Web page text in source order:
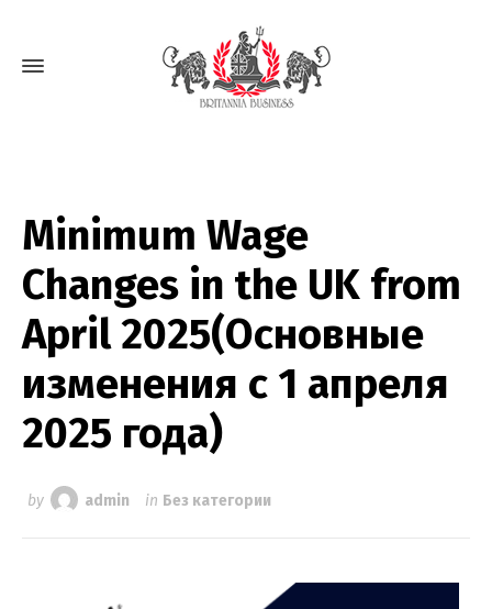
Minimum Wage
Changes in the UK from
April 2025(Основные
изменения с 1 апреля
2025 года)
by admin in Без категории